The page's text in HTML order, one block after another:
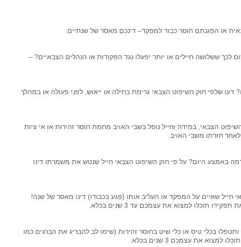
או הפגנתם חוסר כבוד למפקד– דינכם מאסר של שנתיים.
ששלושה חיילים או יותר יפעלו נגד הפקודות או הנהלים הצבאיים? –
שלפי חוק השיפוט הצבאי גרימת בחילה או ייאוש, לפני פעולה או במהלך
הצבאי, במידה וחייל נופל בשבי האויב מחמת חוסר זהירות או אי ציות
באמצע היום? על פי חוק השיפוט הצבאי חייל שנטש את משמרתו דינו
חייל שאיים על המפקד או העליב אותו (פגע בכבודו) דינו מאסר של שנה!
תוכלו למצוא את עצמכם עד 3 שנים בכלא.
ותטפלו בכלי טיס או כלי שיט בחוסר זהירות (שימו לב להבריג את הברגים כמו
את עצמכם 3 שנים בכלא.